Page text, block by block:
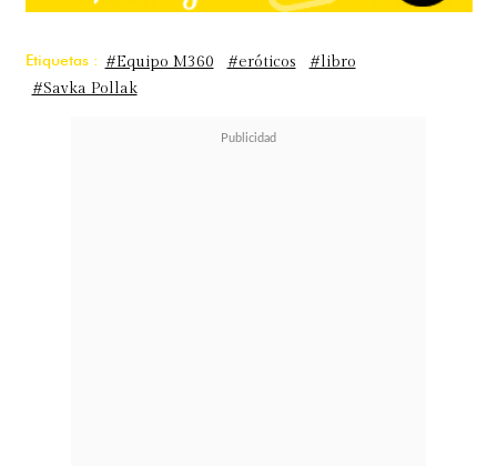
Etiquetas : #Equipo M360 #eróticos
#libro
#Savka Pollak